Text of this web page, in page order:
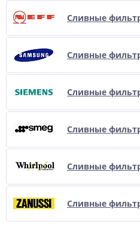
Сливные
Сливные
Сливные
Сливные
Сливные
Сливные